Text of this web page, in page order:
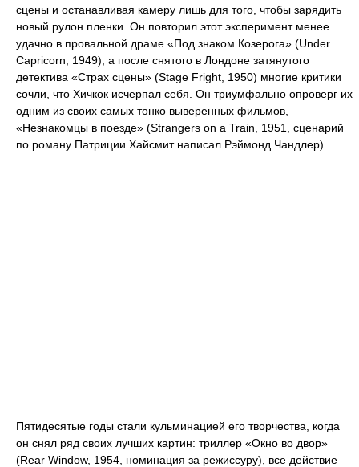
сцены и останавливая камеру лишь для того, чтобы зарядить
новый рулон пленки. Он повторил этот эксперимент менее
удачно в провальной драме «Под знаком Козерога» (Under
Capricorn, 1949), а после снятого в Лондоне затянутого
детектива «Страх сцены» (Stage Fright, 1950) многие критики
сочли, что Хичкок исчерпал себя. Он триумфально опроверг их
одним из своих самых тонко выверенных фильмов,
«Незнакомцы в поезде» (Strangers on a Train, 1951, сценарий
по роману Патриции Хайсмит написал Рэймонд Чандлер).
Пятидесятые годы стали кульминацией его творчества, когда
он снял ряд своих лучших картин: триллер «Окно во двор»
(Rear Window, 1954, номинация за режиссуру), все действие